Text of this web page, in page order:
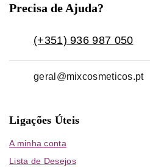
Precisa de Ajuda?
(+351) 936 987 050
geral@mixcosmeticos.pt
Ligações Úteis
A minha conta
Lista de Desejos